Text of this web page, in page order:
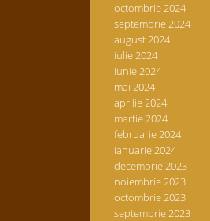
octombrie 2024
septembrie 2024
august 2024
iulie 2024
iunie 2024
mai 2024
aprilie 2024
martie 2024
februarie 2024
ianuarie 2024
decembrie 2023
noiembrie 2023
octombrie 2023
septembrie 2023